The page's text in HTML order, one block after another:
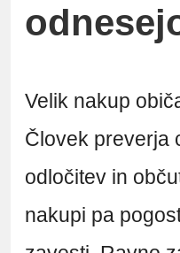
Velik nakup
Človek preverja
odločitev in
nakupi pa